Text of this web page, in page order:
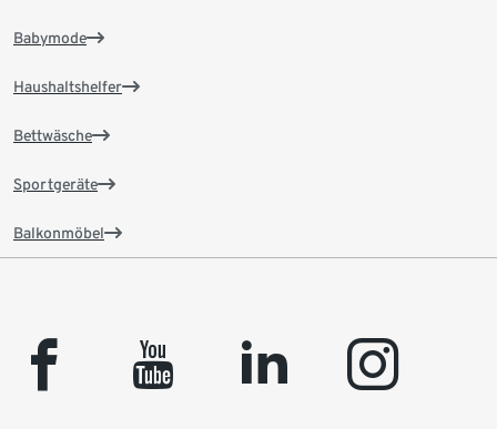
Babymode
Haushaltshelfer
Bettwäsche
Sportgeräte
Balkonmöbel
facebook youtube linkedin instagram